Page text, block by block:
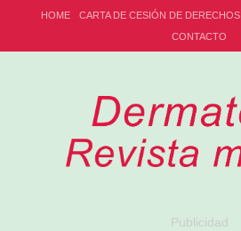
HOME CARTA DE CESIÓN DE DERECHOS
CONTACTO
Publicidad